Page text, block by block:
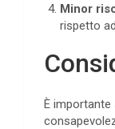
Minor
rispetto
È importante